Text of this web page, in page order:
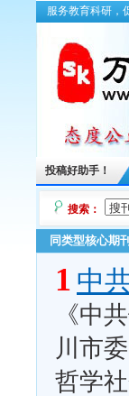
服务教育科研，
投稿好助手！
搜索：
同类型核心期
1 中
《中
川市
哲学